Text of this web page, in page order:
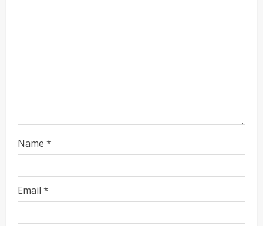
Name *
Email *